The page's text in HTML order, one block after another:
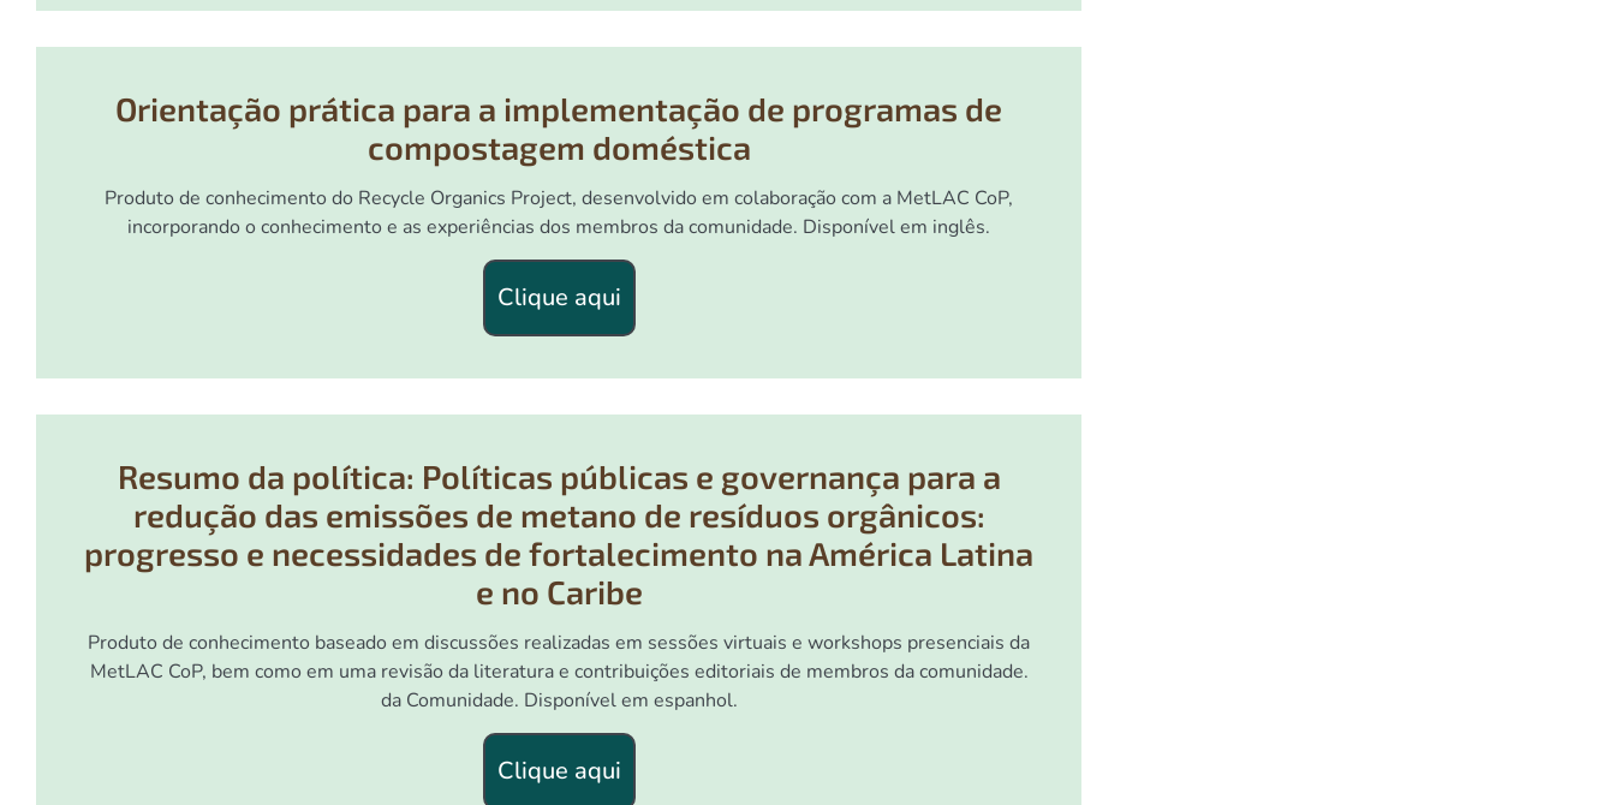
Orientação prática para a implementação de programas de
compostagem doméstica
Produto de conhecimento do Recycle Organics Project, desenvolvido em colaboração com a MetLAC CoP,
incorporando o conhecimento e as experiências dos membros da comunidade. Disponível em inglês.
Clique aqui
Resumo da política: Políticas públicas e governança para a
redução das emissões de metano de resíduos orgânicos:
progresso e necessidades de fortalecimento na América Latina
e no Caribe
Produto de conhecimento baseado em discussões realizadas em sessões virtuais e workshops presenciais da
MetLAC CoP, bem como em uma revisão da literatura e contribuições editoriais de membros da comunidade.
da Comunidade. Disponível em espanhol.
Clique aqui